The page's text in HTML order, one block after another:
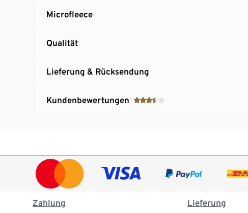
Microfleece
Qualität
Lieferung & Rücksendung
Kundenbewertungen
Zahlung Lieferung